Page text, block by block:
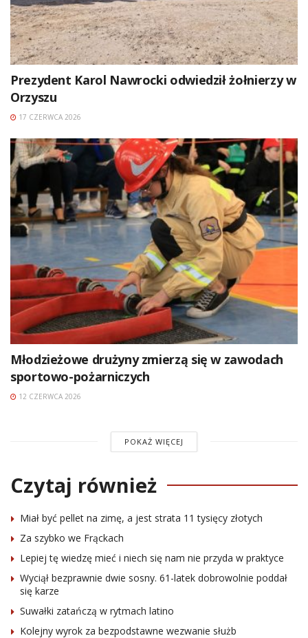
Prezydent Karol Nawrocki odwiedził żołnierzy w
Orzyszu
17 CZERWCA 2026
Młodzieżowe drużyny zmierzą się w zawodach
sportowo-pożarniczych
12 CZERWCA 2026
POKAŻ WIĘCEJ
Czytaj również
Miał być pellet na zimę, a jest strata 11 tysięcy złotych
Za szybko we Frąckach
Lepiej tę wiedzę mieć i niech się nam nie przyda w praktyce
Wyciął bezprawnie dwie sosny. 61-latek dobrowolnie poddał
się karze
Suwałki zatańczą w rytmach latino
Kolejny wyrok za bezpodstawne wezwanie służb